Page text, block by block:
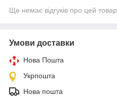
Ще немає відгуків про цей товар
Умови доставки
Нова Пошта
Укрпошта
Нова пошта